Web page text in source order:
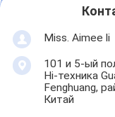
Miss. Aimee li
101 и 5-ый
Hi-техника
Fenghuang,
Китай